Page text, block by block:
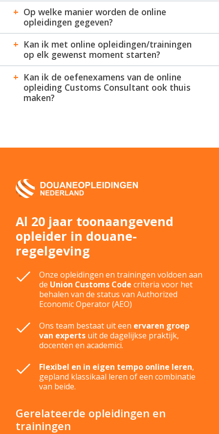
Binnenbrengen
1 oktober 2026
BTW en Fiscaal
Vertegenwoordiging
10 september 2026
Douaneaangifte
28 oktober 2026
Douaneschuld +
Terugbetaling
10 september 2026
Douanevervoer
Gebruikstarief
18 november 2026
Incoterms
4 november 2026
Landbouwgoederen
douanewetboeken
Uitvoer, Wederuitvoer
en Uitgaan
7 oktober 2026
Vrij verkeer
9 september 2026
Op welke manier worden de online
opleidingen gegeven?
Kan ik met online opleidingen/trainingen
op elk gewenst moment starten?
Kan ik de oefenexamens van de online
opleiding Customs Consultant ook thuis
maken?
Al 20 jaar toonaangevend
opleider in douane­
regelgeving
Onze opleidingen en trainingen voldoen aan
de Union Customs Code criteria voor het
behalen van de status van Authorized
Economic Operator (AEO)
Ons team bestaat uit een ervaren groep
van experts uit de dagelijkse praktijk,
docenten en academici.
Flexibel en in eigen tempo online leren,
gepland klassikaal leren of een combinatie
van beide.
Gerelateerde opleidingen en
trainingen